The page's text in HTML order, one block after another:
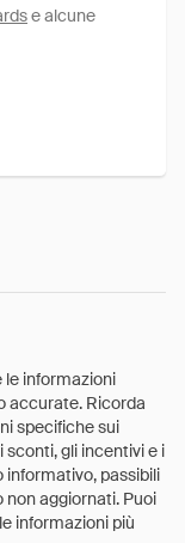
e alcune
le informazioni
accurate. Ricorda
specifiche sui
sconti, gli incentivi e i
informativo, passibili
aggiornati. Puoi
informazioni più